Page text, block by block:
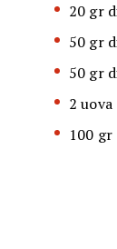
20 gr
50 gr
50 gr
2 uova
100 gr